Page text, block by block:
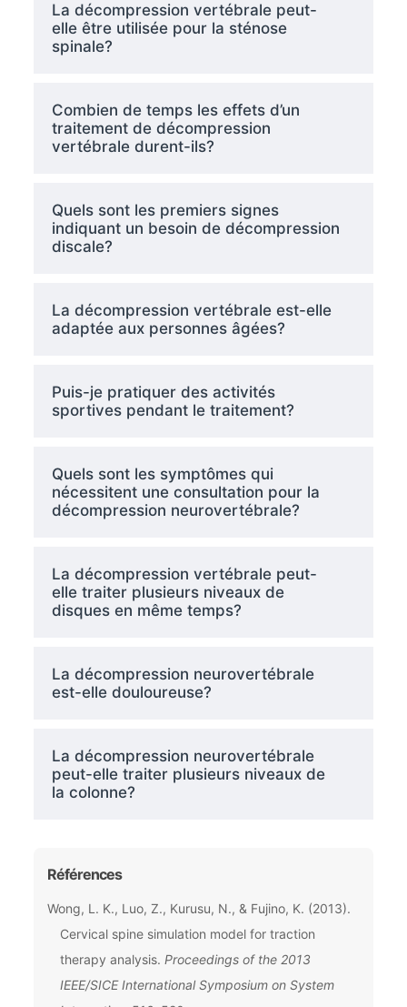
La décompression vertébrale peut-
elle être utilisée pour la sténose
spinale?
Combien de temps les effets d’un
traitement de décompression
vertébrale durent-ils?
Quels sont les premiers signes
indiquant un besoin de décompression
discale?
La décompression vertébrale est-elle
adaptée aux personnes âgées?
Puis-je pratiquer des activités
sportives pendant le traitement?
Quels sont les symptômes qui
nécessitent une consultation pour la
décompression neurovertébrale?
La décompression vertébrale peut-
elle traiter plusieurs niveaux de
disques en même temps?
La décompression neurovertébrale
est-elle douloureuse?
La décompression neurovertébrale
peut-elle traiter plusieurs niveaux de
la colonne?
Références
Wong, L. K., Luo, Z., Kurusu, N., & Fujino, K. (2013).
Cervical spine simulation model for traction
therapy analysis. Proceedings of the 2013
IEEE/SICE International Symposium on System